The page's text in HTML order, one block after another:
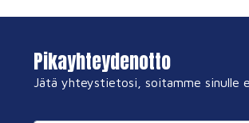
Pikayhteydenotto
Jätä yhteystietosi, soitamme sinulle